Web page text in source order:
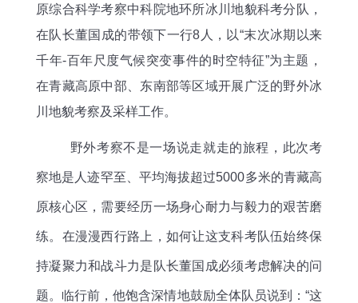
原综合科学考察中科院地环所冰川地貌科考分队 ，
在队长董国成的带领下一行8人，以“末次冰期以来
千年-百年尺度气候突变事件的时空特征”为主题，
在青藏高原中部、东南部等区域开展广泛的野外冰
川地貌考察及采样工作。
野外考察不是一场说走就走的旅程，此次考
察地是人迹罕至、平均海拔超过5000多米的青藏高
原核心区，需要经历一场身心耐力与毅力的艰苦磨
练。在漫漫西行路上，如何让这支科考队伍始终保
持凝聚力和战斗力是队长董国成必须考虑解决的问
题。临行前，他饱含深情地鼓励全体队员说到： “这